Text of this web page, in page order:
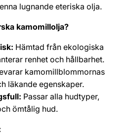
lugnande eteriska olja.
kamomillolja?
Hämtad från ekologiska
renhet och hållbarhet.
kamomillblommornas
läkande egenskaper.
Passar alla hudtyper,
ömtålig hud.